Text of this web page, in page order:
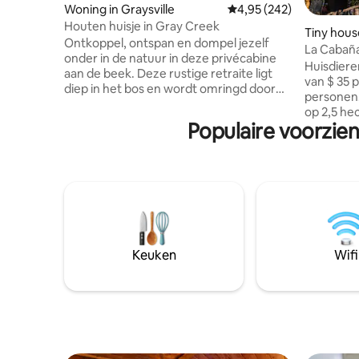
Woning in Graysville Gemiddelde
4,95 (242)
Houten huisje in Gray Creek
Ontkoppel, ontspan en dompel jezelf
onder in de natuur in deze privécabine
aan de beek. Deze rustige retraite ligt
diep in het bos en wordt omringd door
perfecte ontsnapping uit het dagelijks
leven, maar toch op slechts 35 minuten
veranda, geniet van het bubbelbad
onder de sterren of geniet gewoon van
de rust van het bos. Dit houten huisje is
gemaakt om te ontspannen.
Tiny
La
de
van $ 35
personen. Rustig tiny house op de
op 2,5
Gorge
van het
centrum
minuten
Populaire
Keuken Wifi